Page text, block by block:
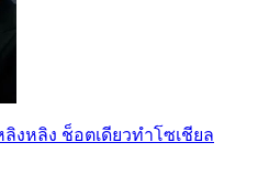
หลิง ช็อตเดียวทำโซเชียล